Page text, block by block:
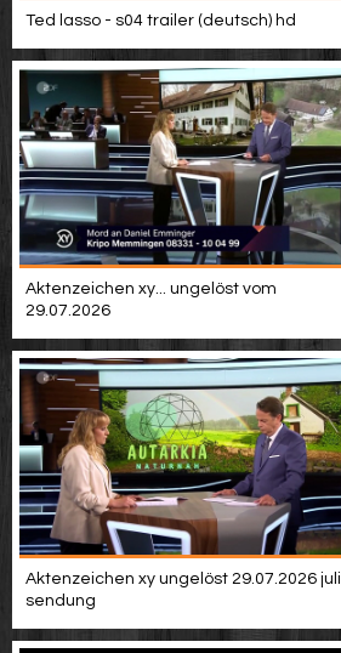
Ted lasso - s04 trailer (deutsch) hd
Aktenzeichen xy... ungelöst vom
29.07.2026
Aktenzeichen xy ungelöst 29.07.2026 juli
sendung